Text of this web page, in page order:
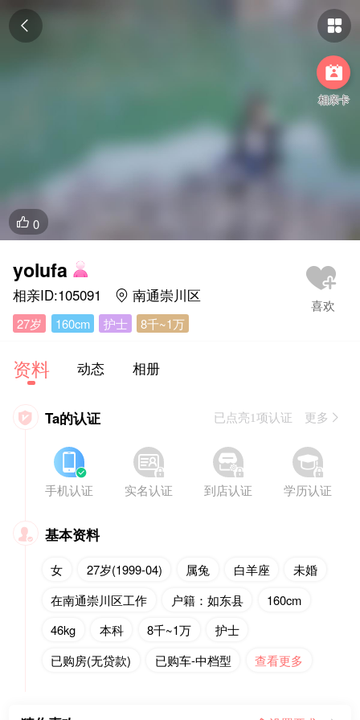
 

相亲卡
 0
yolufa
相亲ID:105091  南通崇川区
27岁 160cm 护士 8千~1万
资料 动态 相册
 Ta的认证 已点亮1项认证 更多


手机认证


实名认证


到店认证


学历认证
 基本资料
女 27岁(1999-04) 属兔 白羊座
未婚
在南通崇川区工作
户籍：如东县
160cm
46kg
本科 8千~1万
护士
已购房(无贷款)
已购车-中档型 查看更多